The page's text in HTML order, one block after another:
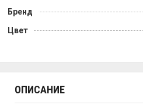
Бренд
Цвет
ОПИСАНИЕ